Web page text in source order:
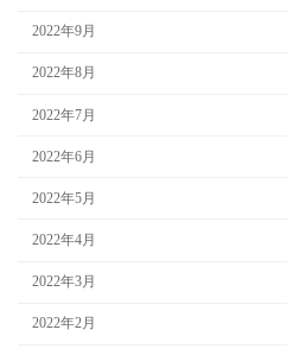
2022年9月
2022年8月
2022年7月
2022年6月
2022年5月
2022年4月
2022年3月
2022年2月